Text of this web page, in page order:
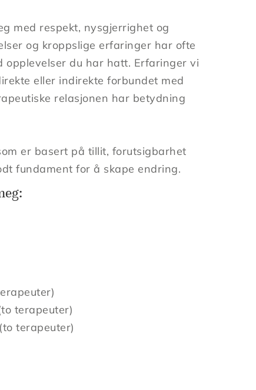
med respekt, nysgjerrighet og
og kroppslige erfaringer har ofte
opplevelser du har hatt. Erfaringer vi
eller indirekte forbundet med
relasjonen har betydning
er basert på tillit, forutsigbarhet
fundament for å skape endring.
terapeuter)
terapeuter)